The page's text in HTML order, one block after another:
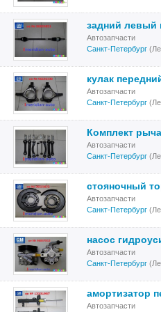
задний левый
Автозапчасти
Санкт-Петербург
кулак
Автозапчасти
Санкт-Петербург
Комплект
Автозапчасти
Санкт-Петербург
стояночный
Автозапчасти
Санкт-Петербург
насос
Автозапчасти
Санкт-Петербург
амортизатор
Автозапчасти